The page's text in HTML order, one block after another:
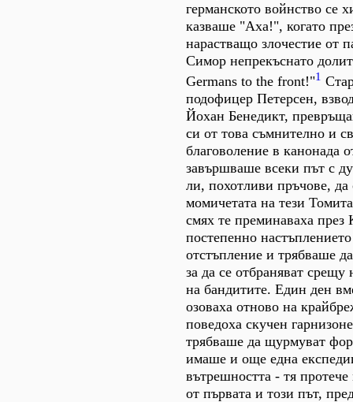
германското войнство се
казваше "Аха!", когато
нарастващо злочестие от
Симор непрекъснато
Germans to the front!"1
подофицер Петерсен,
Йохан Бенедикт,
си от това съмнително и
благоволение в канонада
завършваше всеки път с
ли, похотливи пръчове, да
момичетата на тези
смях те преминаваха през
постепенно
отстъпление и трябваше
за да се отбраняват
на бандитите. Един ден
озоваха отново на
поведоха скучен
трябваше да щурмуват
имаше и още една
вътрешността - тя
от първата и този път,